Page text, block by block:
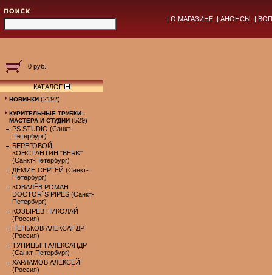
| О МАГАЗИНЕ | АНОНСЫ |
0 руб.
КАТАЛОГ
НОВИНКИ (2192)
КУРИТЕЛЬНЫЕ ТРУБКИ -
МАСТЕРА И СТУДИИ (529)
PS STUDIO (Санкт-
Петербург)
БЕРЕГОВОЙ
КОНСТАНТИН "BERK"
(Санкт-Петербург)
ДЁМИН СЕРГЕЙ (Санкт-
Петербург)
КОВАЛЁВ РОМАН
DOCTOR`S PIPES (Санкт-
Петербург)
КОЗЫРЕВ НИКОЛАЙ
(Россия)
ПЕНЬКОВ АЛЕКСАНДР
(Россия)
ТУПИЦЫН АЛЕКСАНДР
(Санкт-Петербург)
ХАРЛАМОВ АЛЕКСЕЙ
(Россия)